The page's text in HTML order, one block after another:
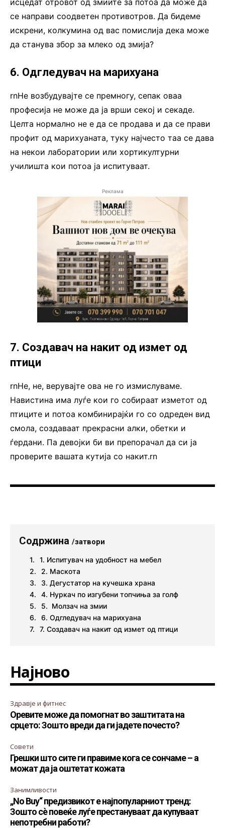
се направи соодветен противотров. Да бидеме
искрени, колкумина од вас помислија дека може
да станува збор за млеко од змија?
6. Одгледувач на марихуана
rnНе возбудувајте се премногу, сепак оваа
професија не може да ја врши секој и секаде.
Целта нормално не е да се продава и да се прави
профит од марихуаната, туку најчесто таа се дава
на некои лаборатории или хортикултурни
училишта кои потоа ја испитуваат.
Реклама
7. Создавач на накит од измет од
птици
rnНе, не, верувајте ова не го измислуваме.
Навистина има луѓе кои го собираат изметот од
птиците и потоа комбинирајќи го со одреден вид
смола, создаваат прекрасни алки, обетки и
ѓердани. Па девојки би ви препорачал да си ја
проверите вашата кутија со накит.rn
Содржина /затвори
1. Испитувач на удобност на мебел
2. Маскота
3. Дегустатор на кучешка храна
4. Нуркач по изгубени топчиња за голф
5. Молзач на змии
6. Одгледувач на марихуана
7. Создавач на накит од измет од птици
Најново
Здравје и фитнес
Оревите може да помогнат во заштитата на
срцето: Зошто вреди да ги јадете почесто?
Совети
Грешки што сите ги правиме кога се сончаме – а
можат да ја оштетат кожата
Занимливости
„No Buy“ предизвикот е најпопуларниот тренд:
Зошто сè повеќе луѓе престануваат да купуваат
непотребни работи?